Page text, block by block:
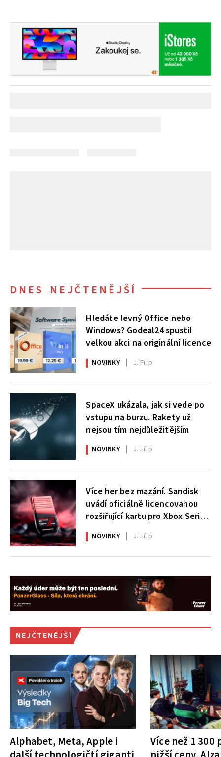
DNES NEJČTENĚJŠÍ
Hledáte levný Office nebo
Windows? Godeal24 spustil
velkou akci na originální licence
NOVINKY J. Filip
SpaceX ukázala, jak si vede po
vstupu na burzu. Rakety už
nejsou tím nejdůležitějším
NOVINKY J. Filip
Více her bez mazání. Sandisk
uvádí oficiálně licencovanou
rozšiřující kartu pro Xbox Series
X|S
NOVINKY J. Filip
NEJČTENĚJŠÍ
Alphabet, Meta, Apple i
Více než 1